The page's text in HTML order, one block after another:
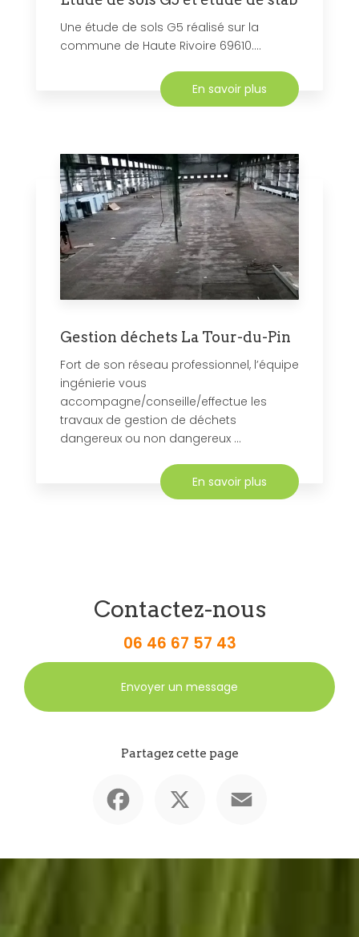
Une étude de sols G5 réalisé sur la
commune de Haute Rivoire 69610....
En savoir plus
Gestion déchets La Tour-du-Pin
Fort de son réseau professionnel, l’équipe
ingénierie vous
accompagne/conseille/effectue les
travaux de gestion de déchets
dangereux ou non dangereux ...
En savoir plus
Contactez-nous
06 46 67 57 43
Envoyer un message
Partagez cette page